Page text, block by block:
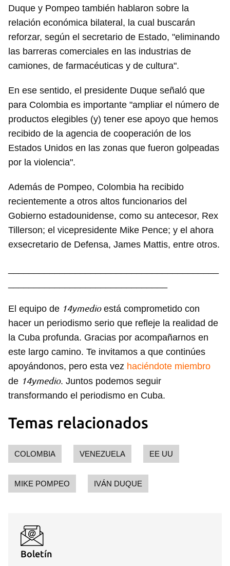
Duque y Pompeo también hablaron sobre la
relación económica bilateral, la cual buscarán
reforzar, según el secretario de Estado, "eliminando
las barreras comerciales en las industrias de
camiones, de farmacéuticas y de cultura".
En ese sentido, el presidente Duque señaló que
para Colombia es importante "ampliar el número de
productos elegibles (y) tener ese apoyo que hemos
recibido de la agencia de cooperación de los
Estados Unidos en las zonas que fueron golpeadas
por la violencia".
Además de Pompeo, Colombia ha recibido
recientemente a otros altos funcionarios del
Gobierno estadounidense, como su antecesor, Rex
Tillerson; el vicepresidente Mike Pence; y el ahora
exsecretario de Defensa, James Mattis, entre otros.
El equipo de 14ymedioestá comprometido con
hacer un periodismo serio que refleje la realidad de
la Cuba profunda. Gracias por acompañarnos en
este largo camino. Te invitamos a que continúes
apoyándonos, pero esta vez haciéndote miembro
de 14ymedio. Juntos podemos seguir
transformando el periodismo en Cuba.
Temas relacionados
COLOMBIA VENEZUELA EE UU
MIKE POMPEO IVÁN DUQUE
Boletín